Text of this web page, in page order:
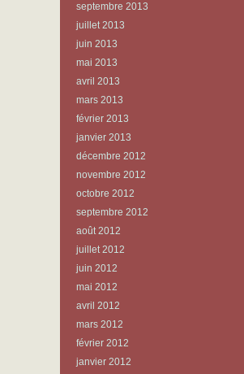
septembre 2013
juillet 2013
juin 2013
mai 2013
avril 2013
mars 2013
février 2013
janvier 2013
décembre 2012
novembre 2012
octobre 2012
septembre 2012
août 2012
juillet 2012
juin 2012
mai 2012
avril 2012
mars 2012
février 2012
janvier 2012